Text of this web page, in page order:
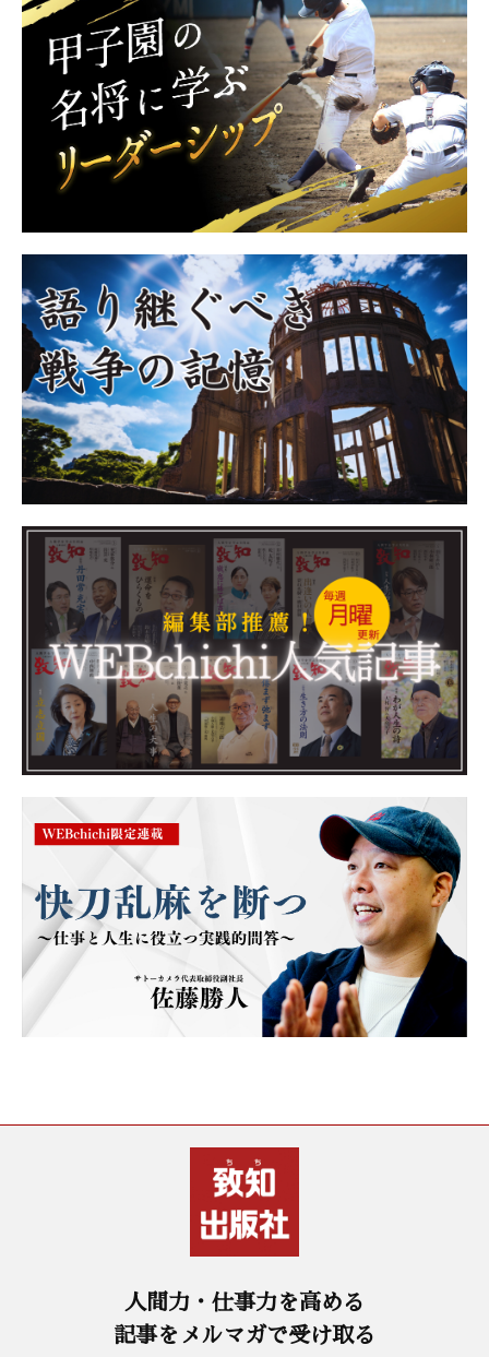
人間力・仕事力を高める
記事をメルマガで受け取る